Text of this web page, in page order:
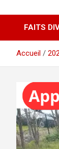
FAITS
Accueil